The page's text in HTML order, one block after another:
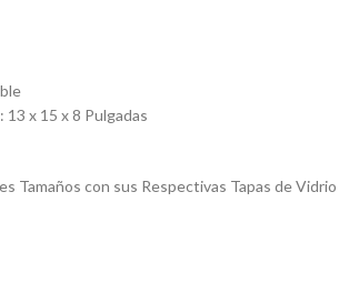
13 x 15 x 8 Pulgadas
Tamaños con sus Respectivas Tapas de Vidrio